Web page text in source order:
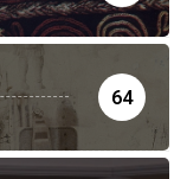
64